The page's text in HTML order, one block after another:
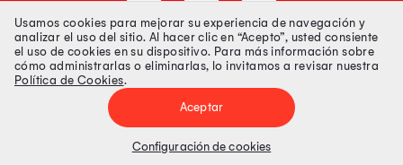
Tienda 100% Segura
Tiendas Peruanas S.A. R.U.C. Nº 20493020618. Todos los derechos
Precios disponibles solo en www.oechsle.pe. Precios online publicados
Usamos cookies para mejorar su experiencia de navegación y
analizar el uso del sitio. Al hacer clic en “Acepto”, usted consiente
el uso de cookies en su dispositivo. Para más información sobre
cómo administrarlas o eliminarlas, lo invitamos a revisar nuestra
Política de Cookies.
Aceptar
Configuración de cookies